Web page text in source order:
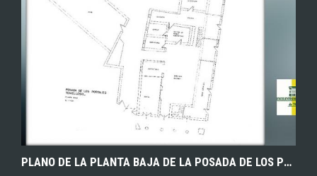
PLANO DE LA PLANTA BAJA DE LA POSADA DE LOS PORTALES DE TOMELLOSO (CIUDAD REAL). 1978. ARCHIVO MUNICIPAL DE TOMELLOSO.